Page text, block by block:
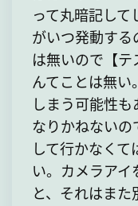
って丸暗記し
がいつ発動す
は無いので【
んてことは無い
しまう可能性
なりかねないの
して行かなく
い。カメラア
と、それはま